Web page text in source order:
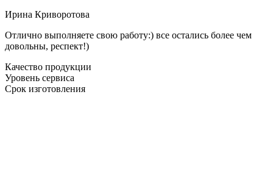
Ирина Криворотова
Отлично выполняете свою работу:) все остались более чем
довольны, респект!)
Качество продукции
Уровень сервиса
Срок изготовления